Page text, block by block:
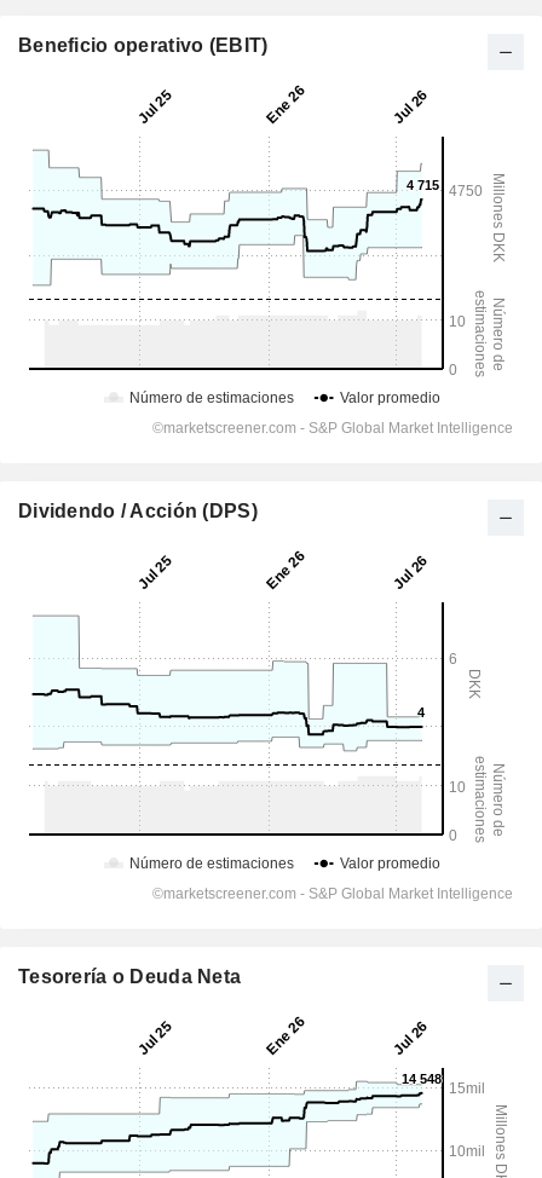
Beneficio operativo (EBIT)
Dividendo / Acción (DPS)
Tesorería o Deuda Neta